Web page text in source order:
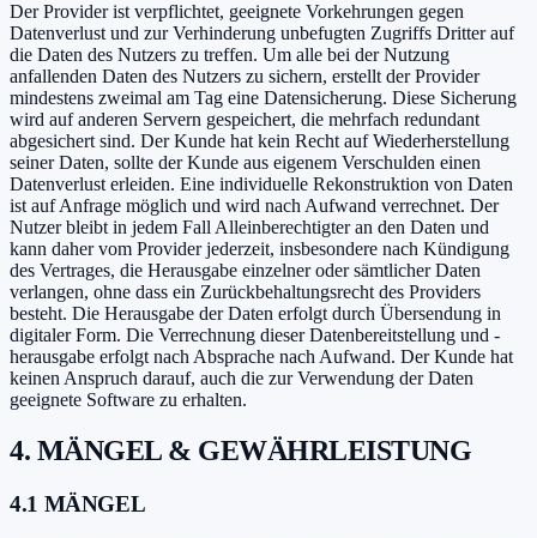
Der Provider ist verpflichtet, geeignete Vorkehrungen gegen
Datenverlust und zur Verhinderung unbefugten Zugriffs Dritter auf
die Daten des Nutzers zu treffen. Um alle bei der Nutzung
anfallenden Daten des Nutzers zu sichern, erstellt der Provider
mindestens zweimal am Tag eine Datensicherung. Diese Sicherung
wird auf anderen Servern gespeichert, die mehrfach redundant
abgesichert sind. Der Kunde hat kein Recht auf Wiederherstellung
seiner Daten, sollte der Kunde aus eigenem Verschulden einen
Datenverlust erleiden. Eine individuelle Rekonstruktion von Daten
ist auf Anfrage möglich und wird nach Aufwand verrechnet. Der
Nutzer bleibt in jedem Fall Alleinberechtigter an den Daten und
kann daher vom Provider jederzeit, insbesondere nach Kündigung
des Vertrages, die Herausgabe einzelner oder sämtlicher Daten
verlangen, ohne dass ein Zurückbehaltungsrecht des Providers
besteht. Die Herausgabe der Daten erfolgt durch Übersendung in
digitaler Form. Die Verrechnung dieser Datenbereitstellung und -
herausgabe erfolgt nach Absprache nach Aufwand. Der Kunde hat
keinen Anspruch darauf, auch die zur Verwendung der Daten
geeignete Software zu erhalten.
4. MÄNGEL & GEWÄHRLEISTUNG
4.1 MÄNGEL